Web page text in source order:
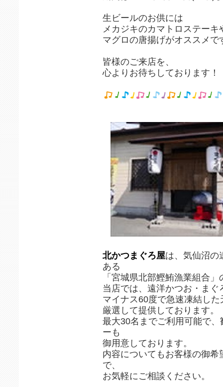
生ビールのお供には
メカジキのカマトロステーキ
マグロの唐揚げがオススメで
皆様のご来店を、
心よりお待ちしております！
北かつまぐろ屋は、気仙沼の
ある
「宮城県北部鰹鮪漁業組合
当店では、遠洋かつお・ま
マイナス60度で急速凍結し
厳選して提供しております。
最大30名までご利用可能で
ーも
御用意しております。
内容についてもお客様の御
で、
お気軽にご相談ください。